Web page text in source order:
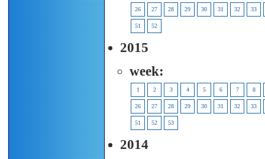
26 27 28 29 30 31 32 33
51 52
2015
week:
1 2 3 4 5 6 7 8
26 27 28 29 30 31 32 33
51 52 53
2014